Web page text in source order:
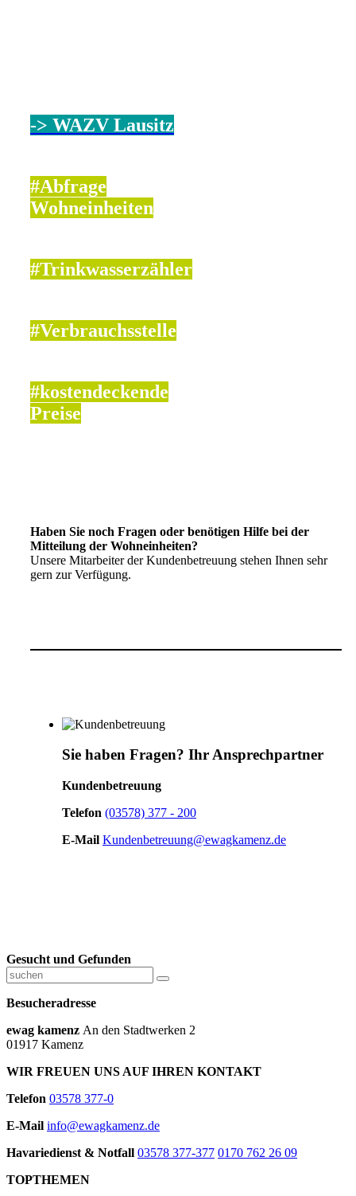
-> WAZV Lausitz
#Abfrage
Wohneinheiten
#Trinkwasserzähler
#Verbrauchsstelle
#kostendeckende
Preise
Haben Sie noch Fragen oder benötigen Hilfe bei der
Mitteilung der Wohneinheiten?
Unsere Mitarbeiter der Kundenbetreuung stehen Ihnen sehr
gern zur Verfügung.
Sie haben Fragen? Ihr Ansprechpartner
Kundenbetreuung
Telefon (03578) 377 - 200
E-Mail Kundenbetreuung@ewagkamenz.de
Gesucht und Gefunden
Besucheradresse
ewag kamenz An den Stadtwerken 2
01917 Kamenz
WIR FREUEN UNS AUF IHREN KONTAKT
Telefon 03578 377-0
E-Mail info@ewagkamenz.de
Havariedienst & Notfall 03578 377-377 0170 762 26 09
TOPTHEMEN